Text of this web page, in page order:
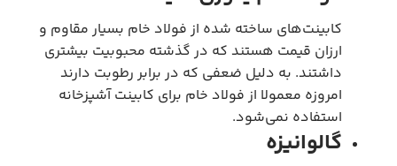
کابینت‌های ساخته شده از فولاد خام بسیار مقاوم و
ارزان قیمت هستند که در گذشته محبوبیت بیشتری
داشتند. به دلیل ضعفی که در برابر رطوبت دارند
امروزه معمولا از فولاد خام برای کابینت آشپزخانه
استفاده نمی‌شود.
گالوانیزه